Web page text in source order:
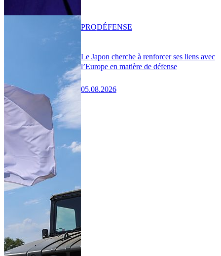
Le Japon cherche à renforcer ses liens avec
l’Europe en matière de défense
05.08.2026
PRODÉFENSE